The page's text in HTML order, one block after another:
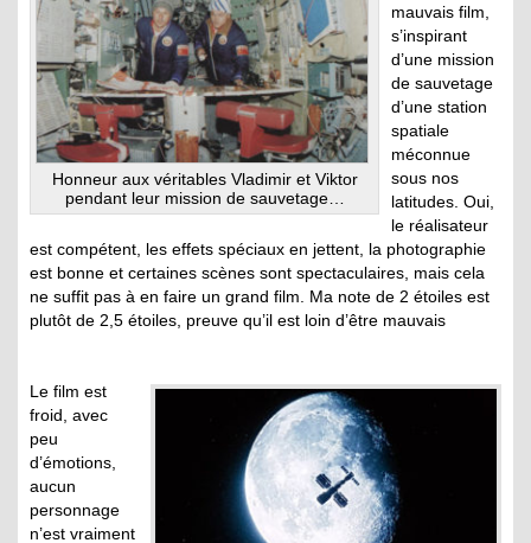
Honneur aux véritables Vladimir et Viktor
pendant leur mission de sauvetage…
mauvais film,
s’inspirant
d’une mission
de sauvetage
d’une station
spatiale
méconnue
sous nos
latitudes. Oui,
le réalisateur
est compétent, les effets spéciaux en jettent, la photographie
est bonne et certaines scènes sont spectaculaires, mais cela
ne suffit pas à en faire un grand film. Ma note de 2 étoiles est
plutôt de 2,5 étoiles, preuve qu’il est loin d’être mauvais
Le film est
froid, avec
peu
d’émotions,
aucun
personnage
n’est vraiment